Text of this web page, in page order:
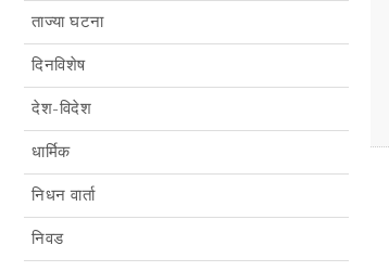
ताज्या घटना
दिनविशेष
देश-विदेश
धार्मिक
निधन वार्ता
निवड